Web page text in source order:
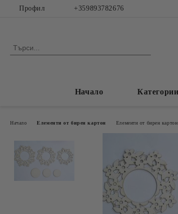
Профил +359893782676
Начало Категории
Начало Елементи от бирен картон Елементи от бирен